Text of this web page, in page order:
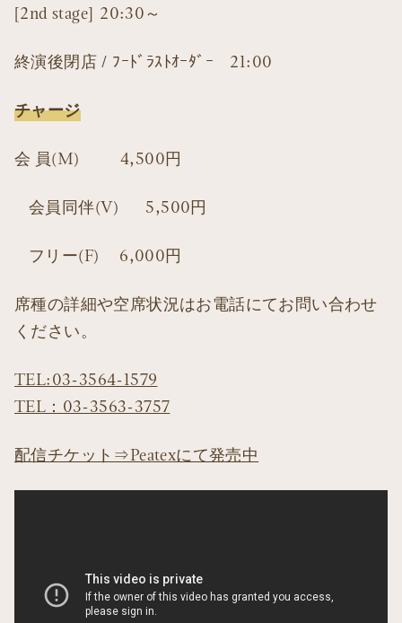
[2nd stage] 20:30～
終演後閉店 / ﾌｰﾄﾞﾗｽﾄｵｰﾀﾞｰ 21:00
チャージ
会 員(M) 4,500円
会員同伴(V) 5,500円
フリー(F) 6,000円
席種の詳細や空席状況はお電話にてお問い合わせ
ください。
TEL:03-3564-1579
TEL：03-3563-3757
配信チケット⇒Peatexにて発売中